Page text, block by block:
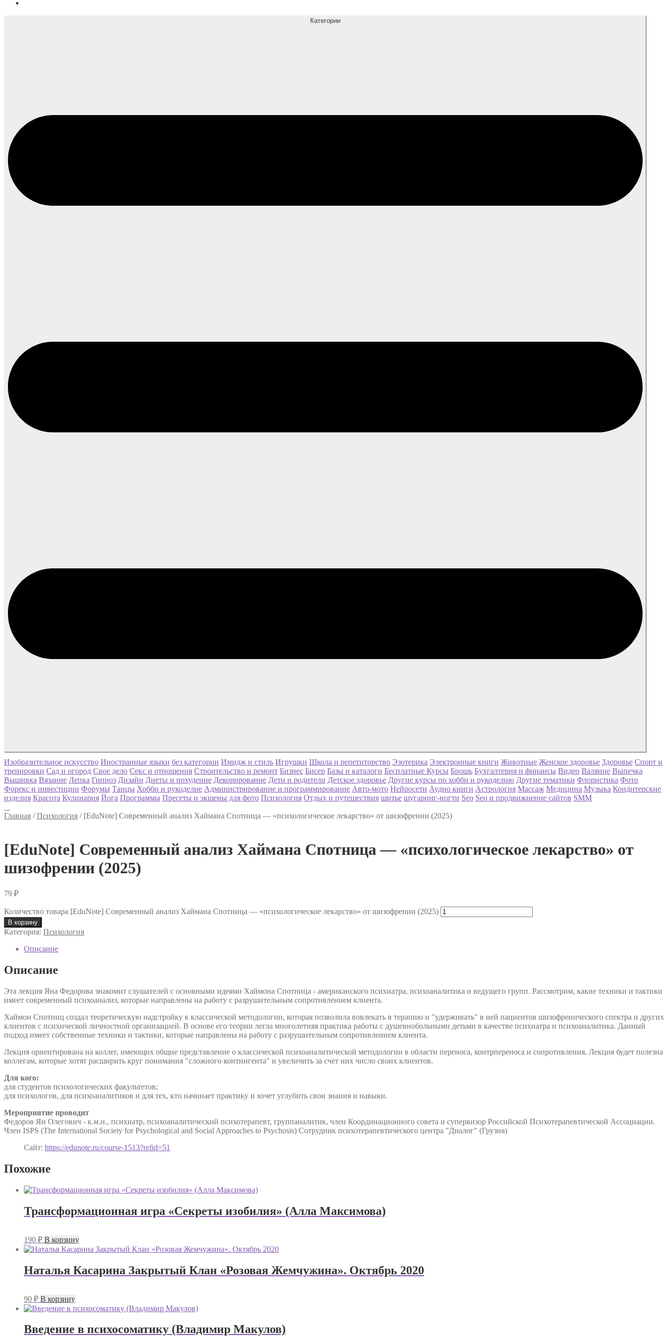
Категории
Изобразительное искусство Иностранные языки без категории Имидж и стиль Игрушки Школа и репетиторство Эзотерика Электронные книги Животные Женское здоровье Здоровье Спорт и
тренировки Сад и огород Свое дело Секс и отношения Строительство и ремонт Бизнес Бисер Базы и каталоги Бесплатные Курсы Брошь Бухгалтерия и финансы Видео Валяние Выпечка
Вышивка Вязание Лепка Гипноз Дизайн Диеты и похудение Декорирование Дети и родители Детское здоровье Другие курсы по хобби и рукоделию Другие тематики Флористика Фото
Форекс и инвестиции Форумы Танцы Хобби и рукоделие Администрирование и программирование Авто-мото Нейросети Аудио книги Астрология Массаж Медицина Музыка Кондитерские
изделия Красота Кулинария Йога Программы Пресеты и экшены для фото Психология Отдых и путешествия шитье шугаринг-ногти Seo Seo и продвижнение сайтов SMM
Главная /Психология / [EduNote] Современный анализ Хаймана Спотница — «психологическое лекарство» от шизофрении (2025)
[EduNote] Современный анализ Хаймана Спотница — «психологическое лекарство» от
шизофрении (2025)
79 ₽
Количество товара [EduNote] Современный анализ Хаймана Спотница — «психологическое лекарство» от шизофрении (2025)
В корзину
Категория: Психология
Описание
Описание
Эта лекция Яна Федорова знакомит слушателей с основными идеями Хаймона Спотница - американского психиатра, психоаналитика и ведущего групп. Рассмотрим, какие техники и тактики
имеет современный психоанализ, которые направлены на работу с разрушительным сопротивлением клиента.
Хаймон Спотниц создал теоретическую надстройку к классической методологии, которая позволила вовлекать в терапию и "удерживать" в ней пациентов шизофренического спектра и других
клиентов с психической личностной организацией. В основе его теории легла многолетняя практика работы с душевнобольными детьми в качестве психиатра и психоаналитика. Данный
подход имеет собственные техники и тактики, которые направлены на работу с разрушительным сопротивлением клиента.
Лекция ориентирована на коллег, имеющих общие представление о классической психоаналитической методологии в области переноса, контрпереноса и сопротивления. Лекция будет полезна
коллегам, которые хотят расширить круг понимания "сложного контингента" и увеличить за счет них число своих клиентов.
Для кого:
для студентов психологических факультетов;
для психологов, для психоаналитиков и для тех, кто начинает практику и хочет углубить свои знания и навыки.
Мероприятие проводит
Федоров Ян Олегович - к.м.н., психиатр, психоаналитический психотерапевт, группаналитик, член Координационного совета и супервизор Российской Психотерапевтической Ассоциации.
Член ISPS (The International Society for Psychological and Social Approaches to Psychosis) Сотрудник психотерапевтического центра "Диалог" (Грузия)
Сайт: https://edunote.ru/course-1513?refid=51
Похожие
Трансформационная игра «Секреты изобилия» (Алла Максимова)
190 ₽ В корзину
Наталья Касарина Закрытый Клан «Розовая Жемчужина». Октябрь 2020
90 ₽ В корзину
Введение в психосоматику (Владимир Макулов)